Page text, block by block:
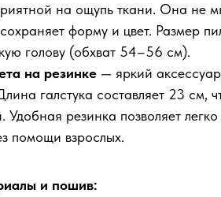
на ощупь ткани. Она не
форму и цвет. Размер
голову (обхват 54–56 см).
на резинке — яркий
галстука составляет 23 см,
Удобная резинка позволяет
помощи взрослых.
и пошив: